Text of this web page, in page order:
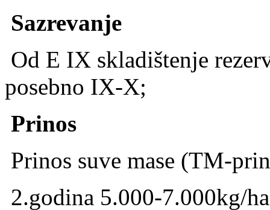
Sazrevanje
Od E IX skladištenje
posebno IX-X;
Prinos
Prinos suve mase (TM-
2.godina 5.000-7.000kg/ha